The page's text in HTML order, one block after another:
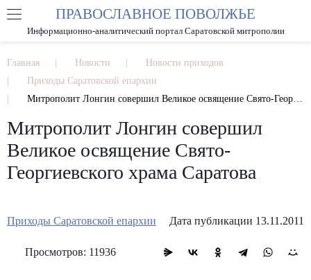
РАЗМЕР ШРИФТА А А
ПРАВОСЛАВНОЕ ПОВОЛЖЬЕ
Информационно-аналитический портал Саратовской митрополии
Главная Новости
Новости приходов
Приходы Саратовской епархии
Митрополит Лонгин совершил Великое освящение Свято-Георгиевского храма Саратова
Митрополит Лонгин совершил
Великое освящение Свято-
Георгиевского храма Саратова
Приходы Саратовской епархии Дата публикации 13.11.2011
Просмотров: 11936